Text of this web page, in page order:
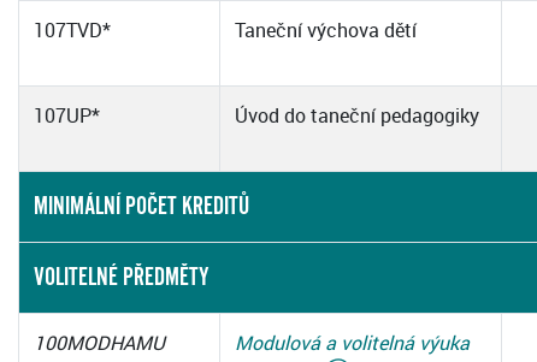
107TVD* Taneční výchova dětí
107UP* Úvod do taneční pedagogiky
MINIMÁLNÍ POČET KREDITŮ
VOLITELNÉ PŘEDMĚTY
100MODHAMU
Modulová a volitelná výuka